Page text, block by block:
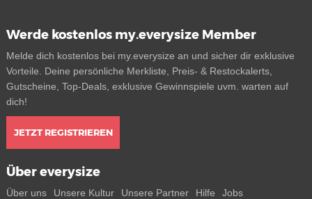
Werde kostenlos my.everysize Member
Melde dich kostenlos bei my.everysize an und sicher dir exklusive
Vorteile. Deine persönliche Merkliste, Preis- & Restockalerts,
Gutscheine, Top-Deals, exklusive Gewinnspiele uvm. warten auf
dich!
JETZT REGISTRIEREN
Über everysize
Über uns Unsere Kultur Unsere Partner Hilfe
Jobs